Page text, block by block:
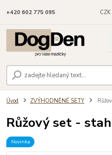
CZK
+420 602 775 095
Úvod ZVÝHODNĚNÉ SETY
Růžový set -
Novinka